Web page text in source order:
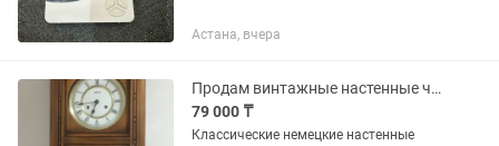
Астана, вчера
Продам винтажные настенные часы с боем
79 000 ₸
Классические немецкие настенные